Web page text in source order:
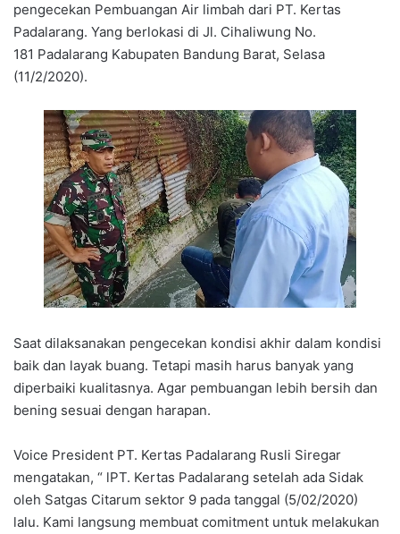
pengecekan Pembuangan Air limbah dari PT. Kertas
Padalarang. Yang berlokasi di Jl. Cihaliwung No.
181 Padalarang Kabupaten Bandung Barat, Selasa
(11/2/2020).
Saat dilaksanakan pengecekan kondisi akhir dalam kondisi
baik dan layak buang. Tetapi masih harus banyak yang
diperbaiki kualitasnya. Agar pembuangan lebih bersih dan
bening sesuai dengan harapan.
Voice President PT. Kertas Padalarang Rusli Siregar
mengatakan, “ lPT. Kertas Padalarang setelah ada Sidak
oleh Satgas Citarum sektor 9 pada tanggal (5/02/2020)
lalu. Kami langsung membuat comitment untuk melakukan